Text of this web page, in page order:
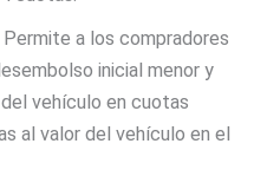
Permite a los compradores
inicial menor y
vehículo en cuotas
al valor del vehículo en el